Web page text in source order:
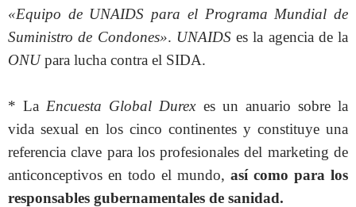
«Equipo de UNAIDS para el Programa Mundial de
Suministro de Condones». UNAIDS es la agencia de la
ONUpara lucha contra el SIDA.
* La Encuesta Global Durexes un anuario sobre la
vida sexual en los cinco continentes y constituye una
referencia clave para los profesionales del marketing de
anticonceptivos en todo el mundo, así como para los
responsables gubernamentales de sanidad.